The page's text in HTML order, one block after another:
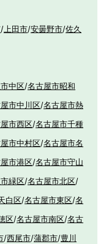
/上田市/安曇野市/佐久
中区/名古屋市昭和
市中川区/名古屋市熱
市西区/名古屋市千種
市中村区/名古屋市名
市港区/名古屋市守山
緑区/名古屋市北区/
白区/名古屋市東区/名
区/名古屋市南区/名古
/西尾市/蒲郡市/豊川